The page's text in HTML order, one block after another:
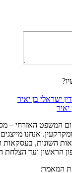
המשפט האזרחי –
ומקרקעין. אנחנו
השונות, בעסקאות
הראשון ועד הצלחת
המאמר: